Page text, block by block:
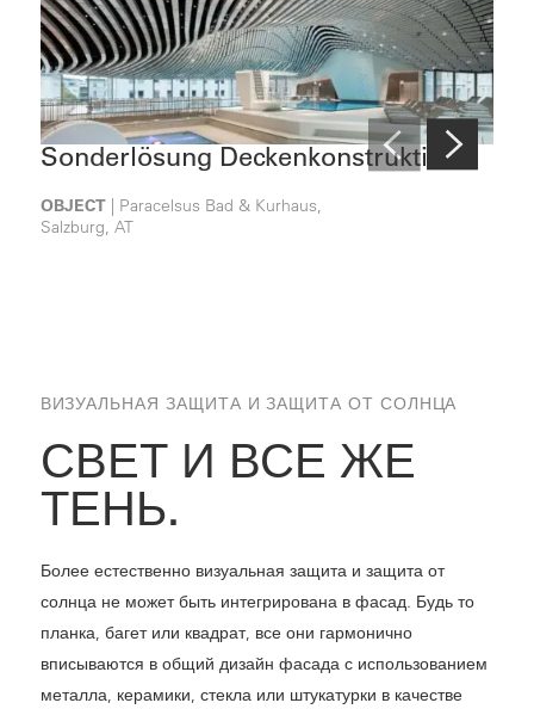
Sonderlösung Deckenkonstruktion
OBJECT| Paracelsus Bad & Kurhaus,
Salzburg, AT
ВИЗУАЛЬНАЯ ЗАЩИТА И ЗАЩИТА ОТ СОЛНЦА
СВЕТ И ВСЕ ЖЕ
ТЕНЬ.
Более естественно визуальная защита и защита от
солнца не может быть интегрирована в фасад. Будь то
планка, багет или квадрат, все они гармонично
вписываются в общий дизайн фасада с использованием
металла, керамики, стекла или штукатурки в качестве